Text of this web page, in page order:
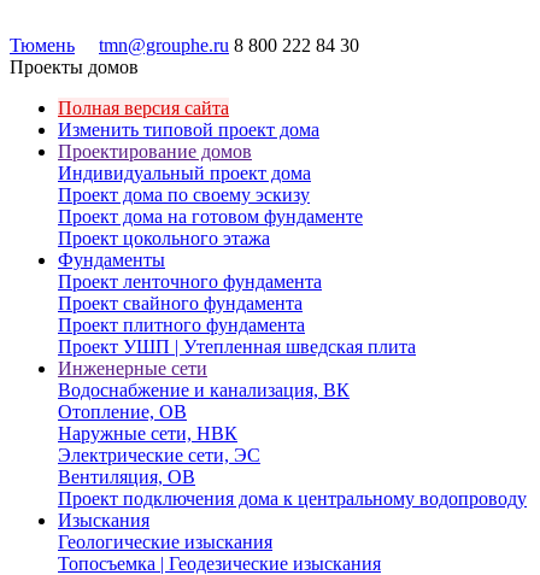
Тюмень tmn@grouphe.ru 8 800 222 84 30
Проекты домов
Полная версия сайта
Изменить типовой проект дома
Проектирование домов
Индивидуальный проект дома
Проект дома по своему эскизу
Проект дома на готовом фундаменте
Проект цокольного этажа
Фундаменты
Проект ленточного фундамента
Проект свайного фундамента
Проект плитного фундамента
Проект УШП | Утепленная шведская плита
Инженерные сети
Водоснабжение и канализация, ВК
Отопление, ОВ
Наружные сети, НВК
Электрические сети, ЭС
Вентиляция, ОВ
Проект подключения дома к центральному водопроводу
Изыскания
Геологические изыскания
Топосъемка | Геодезические изыскания